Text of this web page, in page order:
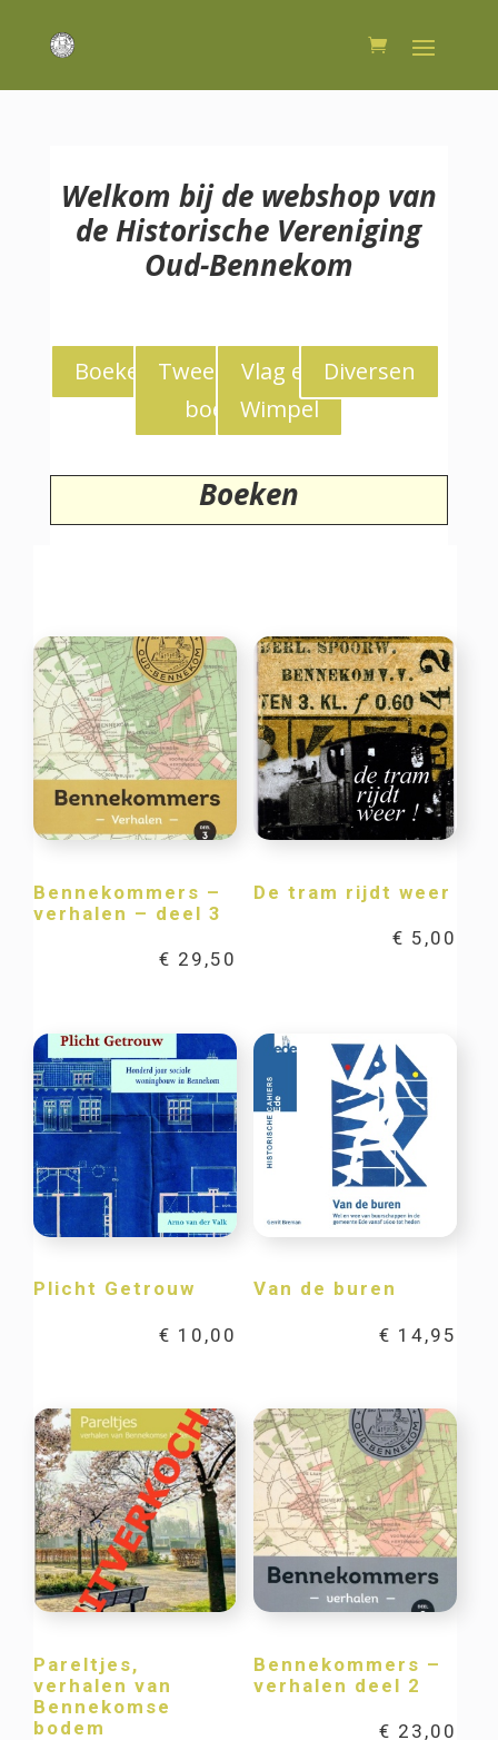
Welkom bij de webshop van
de Historische Vereniging
Oud-Bennekom
Boeken
Tweedekans
boeken
Vlag en
Wimpel
Diversen
Boeken
Bennekommers –
verhalen – deel 3
€ 29,50
De tram rijdt weer
€ 5,00
Plicht Getrouw
€ 10,00
Van de buren
€ 14,95
Pareltjes,
verhalen van
Bennekomse
bodem
Bennekommers –
verhalen deel 2
€ 23,00